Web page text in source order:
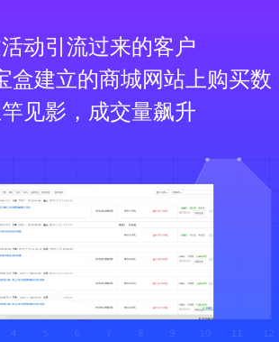
动引流过来的客户
盒建立的商城网站上购买数
见影，成交量飙升